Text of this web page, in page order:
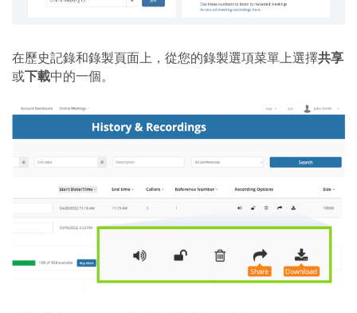
在歷史記錄和錄製頁面上，從您的錄製選項菜單上選擇共享
或下載中的一個。